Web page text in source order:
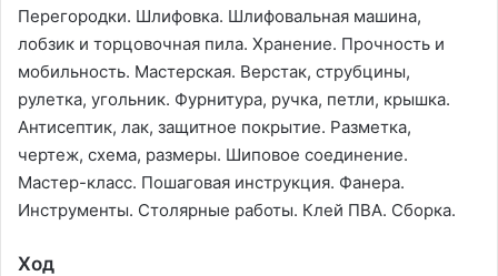
Перегородки. Шлифовка. Шлифовальная машина,
лобзик и торцовочная пила. Хранение. Прочность и
мобильность. Мастерская. Верстак, струбцины,
рулетка, угольник. Фурнитура, ручка, петли, крышка.
Антисептик, лак, защитное покрытие. Разметка,
чертеж, схема, размеры. Шиповое соединение.
Мастер-класс. Пошаговая инструкция. Фанера.
Инструменты. Столярные работы. Клей ПВА. Сборка.
Ход